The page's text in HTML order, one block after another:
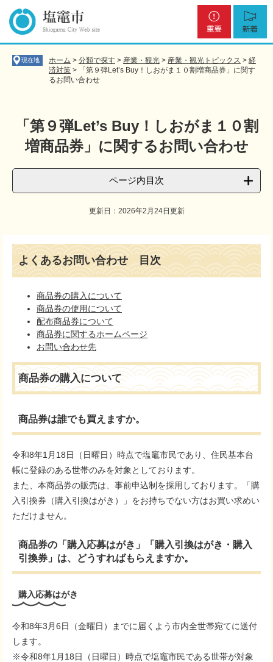
の
ー
現在地 ホーム > 分類で探す > 産業・観光 > 産業・観光トピックス > 経
済対策 >
「第９弾Let’s Buy！しおがま１０割増商品券」に関す
るお問い合わせ
「第９弾Let’s Buy！しおがま１０割
増商品券」に関するお問い合わせ
ページ内目次
更新日：2026年2月24日更新
よくあるお問い合わせ 目次
商品券の購入について
商品券の使用について
配布商品券について
商品券に関するホームページ
お問い合わせ先
商品券の購入について
商品券は誰でも買えますか。
令和8年1月18日（日曜日）時点で塩竈市民であり、住民基本台
帳に登録のある世帯のみを対象としております。
また、本商品券の販売は、事前申込制を採用しております。「購
入引換券（購入引換はがき）」をお持ちでない方はお買い求めい
ただけません。
商品券の「購入応募はがき」「購入引換はがき・購入
引換券」は、どうすればもらえますか。
購入応募はがき
令和8年3月6日（金曜日）までに届くよう市内全世帯宛てに送付
します。
※令和8年1月18日（日曜日）時点で塩竈市民である世帯が対象